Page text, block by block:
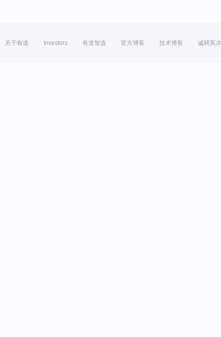
关于有道 Investors 有道智选 官方博客 技术博客 诚聘英才